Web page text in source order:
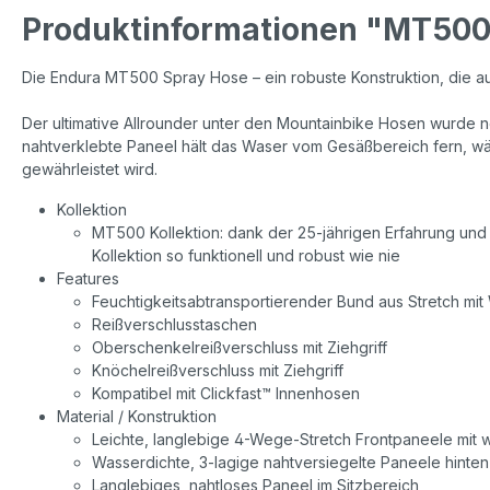
Produktinformationen
Die Endura MT500 Spray Hose – ein robuste Konstruktion, die
Der ultimative Allrounder unter den Mountainbike Hosen
nahtverklebte Paneel hält das Waser vom Gesäßbereich fern,
gewährleistet wird.
Kollektion
MT500 Kollektion: dank der 25-jährigen Erfahrung
Kollektion so funktionell und robust wie nie
Features
Feuchtigkeitsabtransportierender Bund aus Stretch
Reißverschlusstaschen
Oberschenkelreißverschluss mit Ziehgriff
Knöchelreißverschluss mit Ziehgriff
Kompatibel mit Clickfast™ Innenhosen
Material / Konstruktion
Leichte, langlebige 4-Wege-Stretch Frontpaneele mit
Wasserdichte, 3-lagige nahtversiegelte Paneele
Langlebiges, nahtloses Paneel im Sitzbereich